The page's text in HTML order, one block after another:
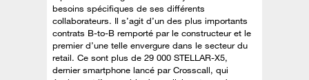
besoins spécifiques de ses différents
collaborateurs. Il s’agit d’un des plus importants
contrats B-to-B remporté par le constructeur et le
premier d’une telle envergure dans le secteur du
retail. Ce sont plus de 29 000 STELLAR-X5,
dernier smartphone lancé par Crosscall, qui